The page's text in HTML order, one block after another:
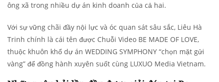
ông xã trong nhiều dự án kinh doanh của cả hai.
Với sự vững chãi đầy nội lực và óc quan sát sâu sắc, Liêu Hà
Trinh chính là cái tên được Chuỗi Video BE MADE OF LOVE,
thuộc khuôn khổ dự án WEDDING SYMPHONY “chọn mặt gửi
vàng” để đồng hành xuyên suốt cùng LUXUO Media Vietnam.